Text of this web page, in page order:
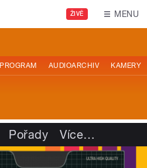
ŽIVĚ MENU
PROGRAM AUDIOARCHIV KAMERY
Pořady Více…